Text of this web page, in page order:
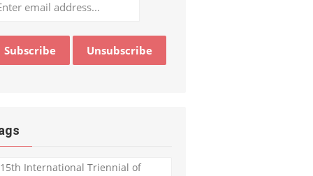
International Triennial of